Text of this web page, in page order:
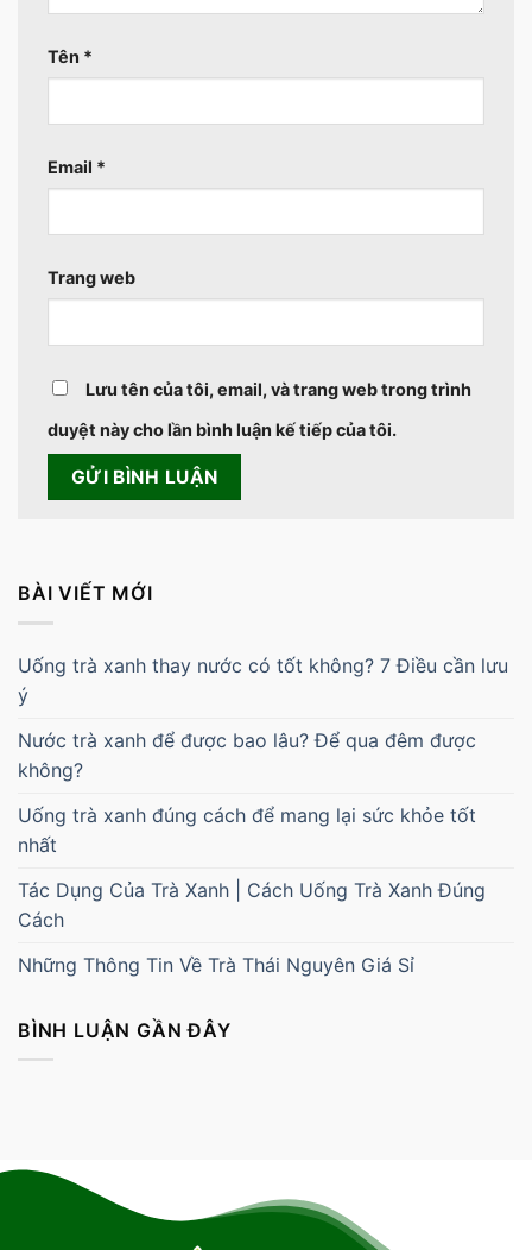
Tên *
Email *
Trang web
Lưu tên của tôi, email, và trang web trong trình
duyệt này cho lần bình luận kế tiếp của tôi.
BÀI VIẾT MỚI
Uống trà xanh thay nước có tốt không? 7 Điều cần lưu
ý
Nước trà xanh để được bao lâu? Để qua đêm được
không?
Uống trà xanh đúng cách để mang lại sức khỏe tốt
nhất
Tác Dụng Của Trà Xanh | Cách Uống Trà Xanh Đúng
Cách
Những Thông Tin Về Trà Thái Nguyên Giá Sỉ
BÌNH LUẬN GẦN ĐÂY